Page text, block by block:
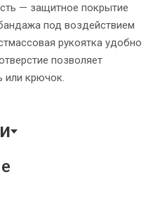
— защитное покрытие
под воздействием
рукоятка удобно
позволяет
или крючок.